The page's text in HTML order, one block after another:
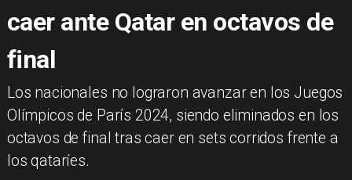
caer ante Qatar en octavos de
final
​Los nacionales no lograron avanzar en los Juegos
Olímpicos de París 2024, siendo eliminados en los
octavos de final tras caer en sets corridos frente a
los qataríes.